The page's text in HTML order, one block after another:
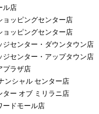
ル店
ョッピングセンター店
ョッピングセンター店
ジセンター・ダウンタウン店
ジセンター・アップタウン店
プラザ店
ンシャル センター店
ター オブ ミリラニ店
ードモール店